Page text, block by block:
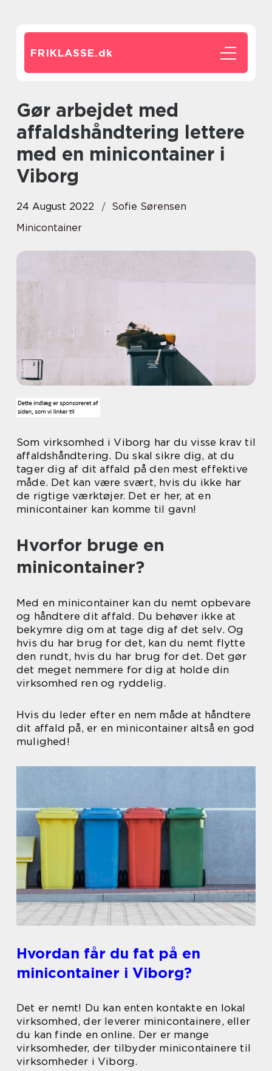
FRIKLASSE.dk
Gør arbejdet med
affaldshåndtering lettere
med en minicontainer i
Viborg
24 August 2022
Sofie Sørensen
Minicontainer
Som virksomhed i Viborg har du visse krav til
affaldshåndtering. Du skal sikre dig, at du
tager dig af dit affald på den mest effektive
måde. Det kan være svært, hvis du ikke har
de rigtige værktøjer. Det er her, at en
minicontainer kan komme til gavn!
Hvorfor bruge en
minicontainer?
Med en minicontainer kan du nemt opbevare
og håndtere dit affald. Du behøver ikke at
bekymre dig om at tage dig af det selv. Og
hvis du har brug for det, kan du nemt flytte
den rundt, hvis du har brug for det. Det gør
det meget nemmere for dig at holde din
virksomhed ren og ryddelig.
Hvis du leder efter en nem måde at håndtere
dit affald på, er en minicontainer altså en god
mulighed!
Hvordan får du fat på en
minicontainer i Viborg?
Det er nemt! Du kan enten kontakte en lokal
virksomhed, der leverer minicontainere, eller
du kan finde en online. Der er mange
virksomheder, der tilbyder minicontainere til
virksomheder i Viborg.